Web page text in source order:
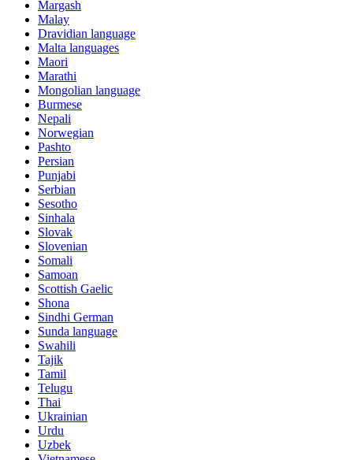
Margash
Malay
Dravidian language
Malta languages
Maori
Marathi
Mongolian language
Burmese
Nepali
Norwegian
Pashto
Persian
Punjabi
Serbian
Sesotho
Sinhala
Slovak
Slovenian
Somali
Samoan
Scottish Gaelic
Shona
Sindhi German
Sunda language
Swahili
Tajik
Tamil
Telugu
Thai
Ukrainian
Urdu
Uzbek